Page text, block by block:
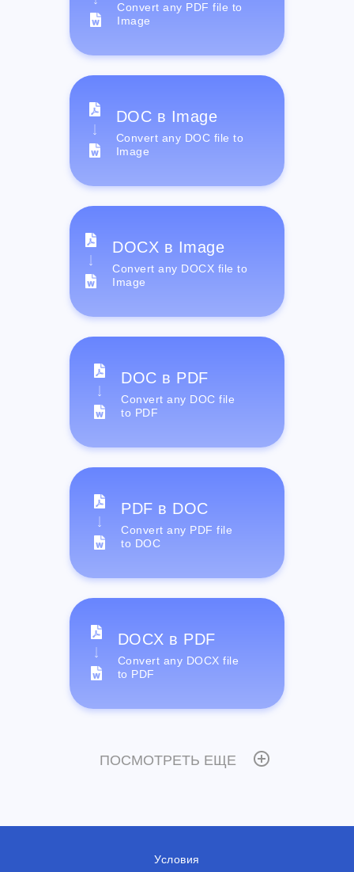
Convert any PDF file to
Image
DOC в Image
Convert any DOC file to
Image
DOCX в Image
Convert any DOCX file to
Image
DOC в PDF
Convert any DOC file
to PDF
PDF в DOC
Convert any PDF file
to DOC
DOCX в PDF
Convert any DOCX file
to PDF
ПОСМОТРЕТЬ ЕЩЕ
Условия